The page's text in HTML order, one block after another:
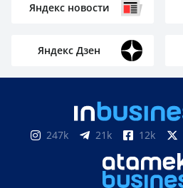
Яндекс новости
Яндекс Дзен
247k 21k 12k